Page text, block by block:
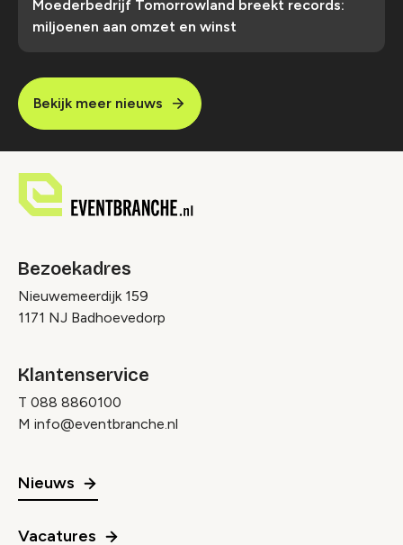
Moederbedrijf Tomorrowland breekt records:
miljoenen aan omzet en winst
Bekijk meer nieuws
Bezoekadres
Nieuwemeerdijk 159
1171 NJ Badhoevedorp
Klantenservice
T 088 8860100
M info@eventbranche.nl
Nieuws
Vacatures